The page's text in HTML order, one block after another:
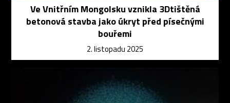
Ve Vnitřním Mongolsku vznikla 3Dtištěná
betonová stavba jako úkryt před písečnými
bouřemi
2. listopadu 2025